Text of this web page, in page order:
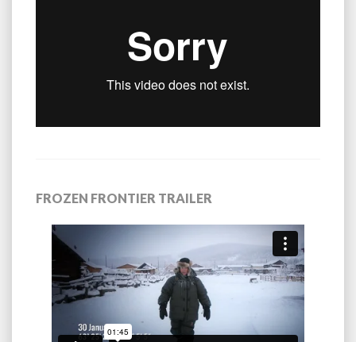
FROZEN FRONTIER TRAILER